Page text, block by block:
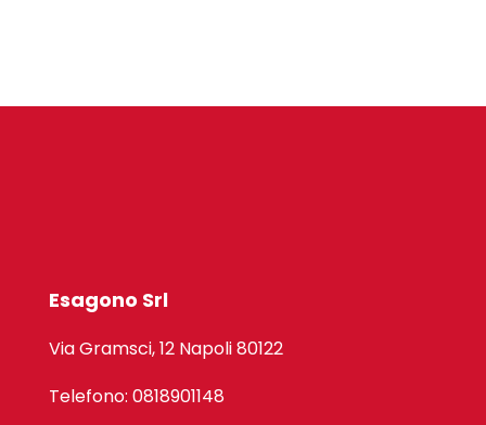
Esagono Srl
Via Gramsci, 12 Napoli 80122
Telefono: 0818901148